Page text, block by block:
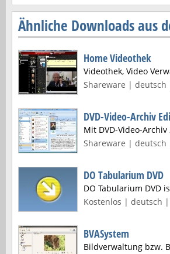
Ähnliche Downloads aus
Home Videothek
Videothek, Video
Shareware | deutsch
DVD-Video-Archiv
Mit DVD-Video-
Shareware | deutsch
DO Tabularium DVD
DO Tabularium DVD
Kostenlos | deutsch |
BVASystem
Bildverwaltung bzw.